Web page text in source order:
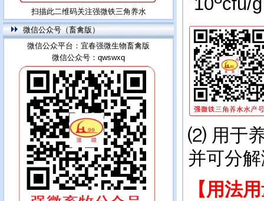
扫描此二维码关注强微铁三角养水
微信公众号（畜禽版）
微信公众平台：宜春强微生物畜禽版
微信公众号：qwswxq
⑵ 用于
并可分
【用法